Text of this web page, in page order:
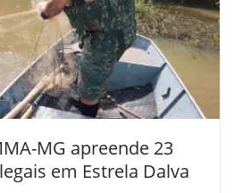
MG apreende 23
em Estrela Dalva